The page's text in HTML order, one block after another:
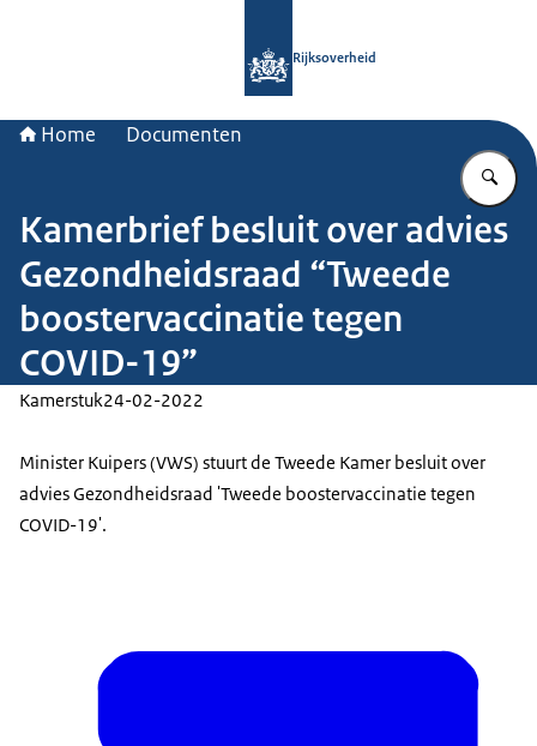
Rijksoverheid
Home Documenten
Kamerbrief besluit over advies
Gezondheidsraad “Tweede
boostervaccinatie tegen
COVID-19”
Kamerstuk24-02-2022
Minister Kuipers (VWS) stuurt de Tweede Kamer besluit over
advies Gezondheidsraad 'Tweede boostervaccinatie tegen
COVID-19'.